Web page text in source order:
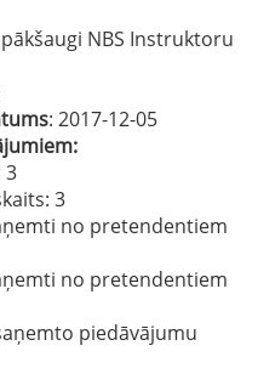
NBS Instruktoru
: 2017-12-05
3
: 3
no pretendentiem
no pretendentiem
piedāvājumu